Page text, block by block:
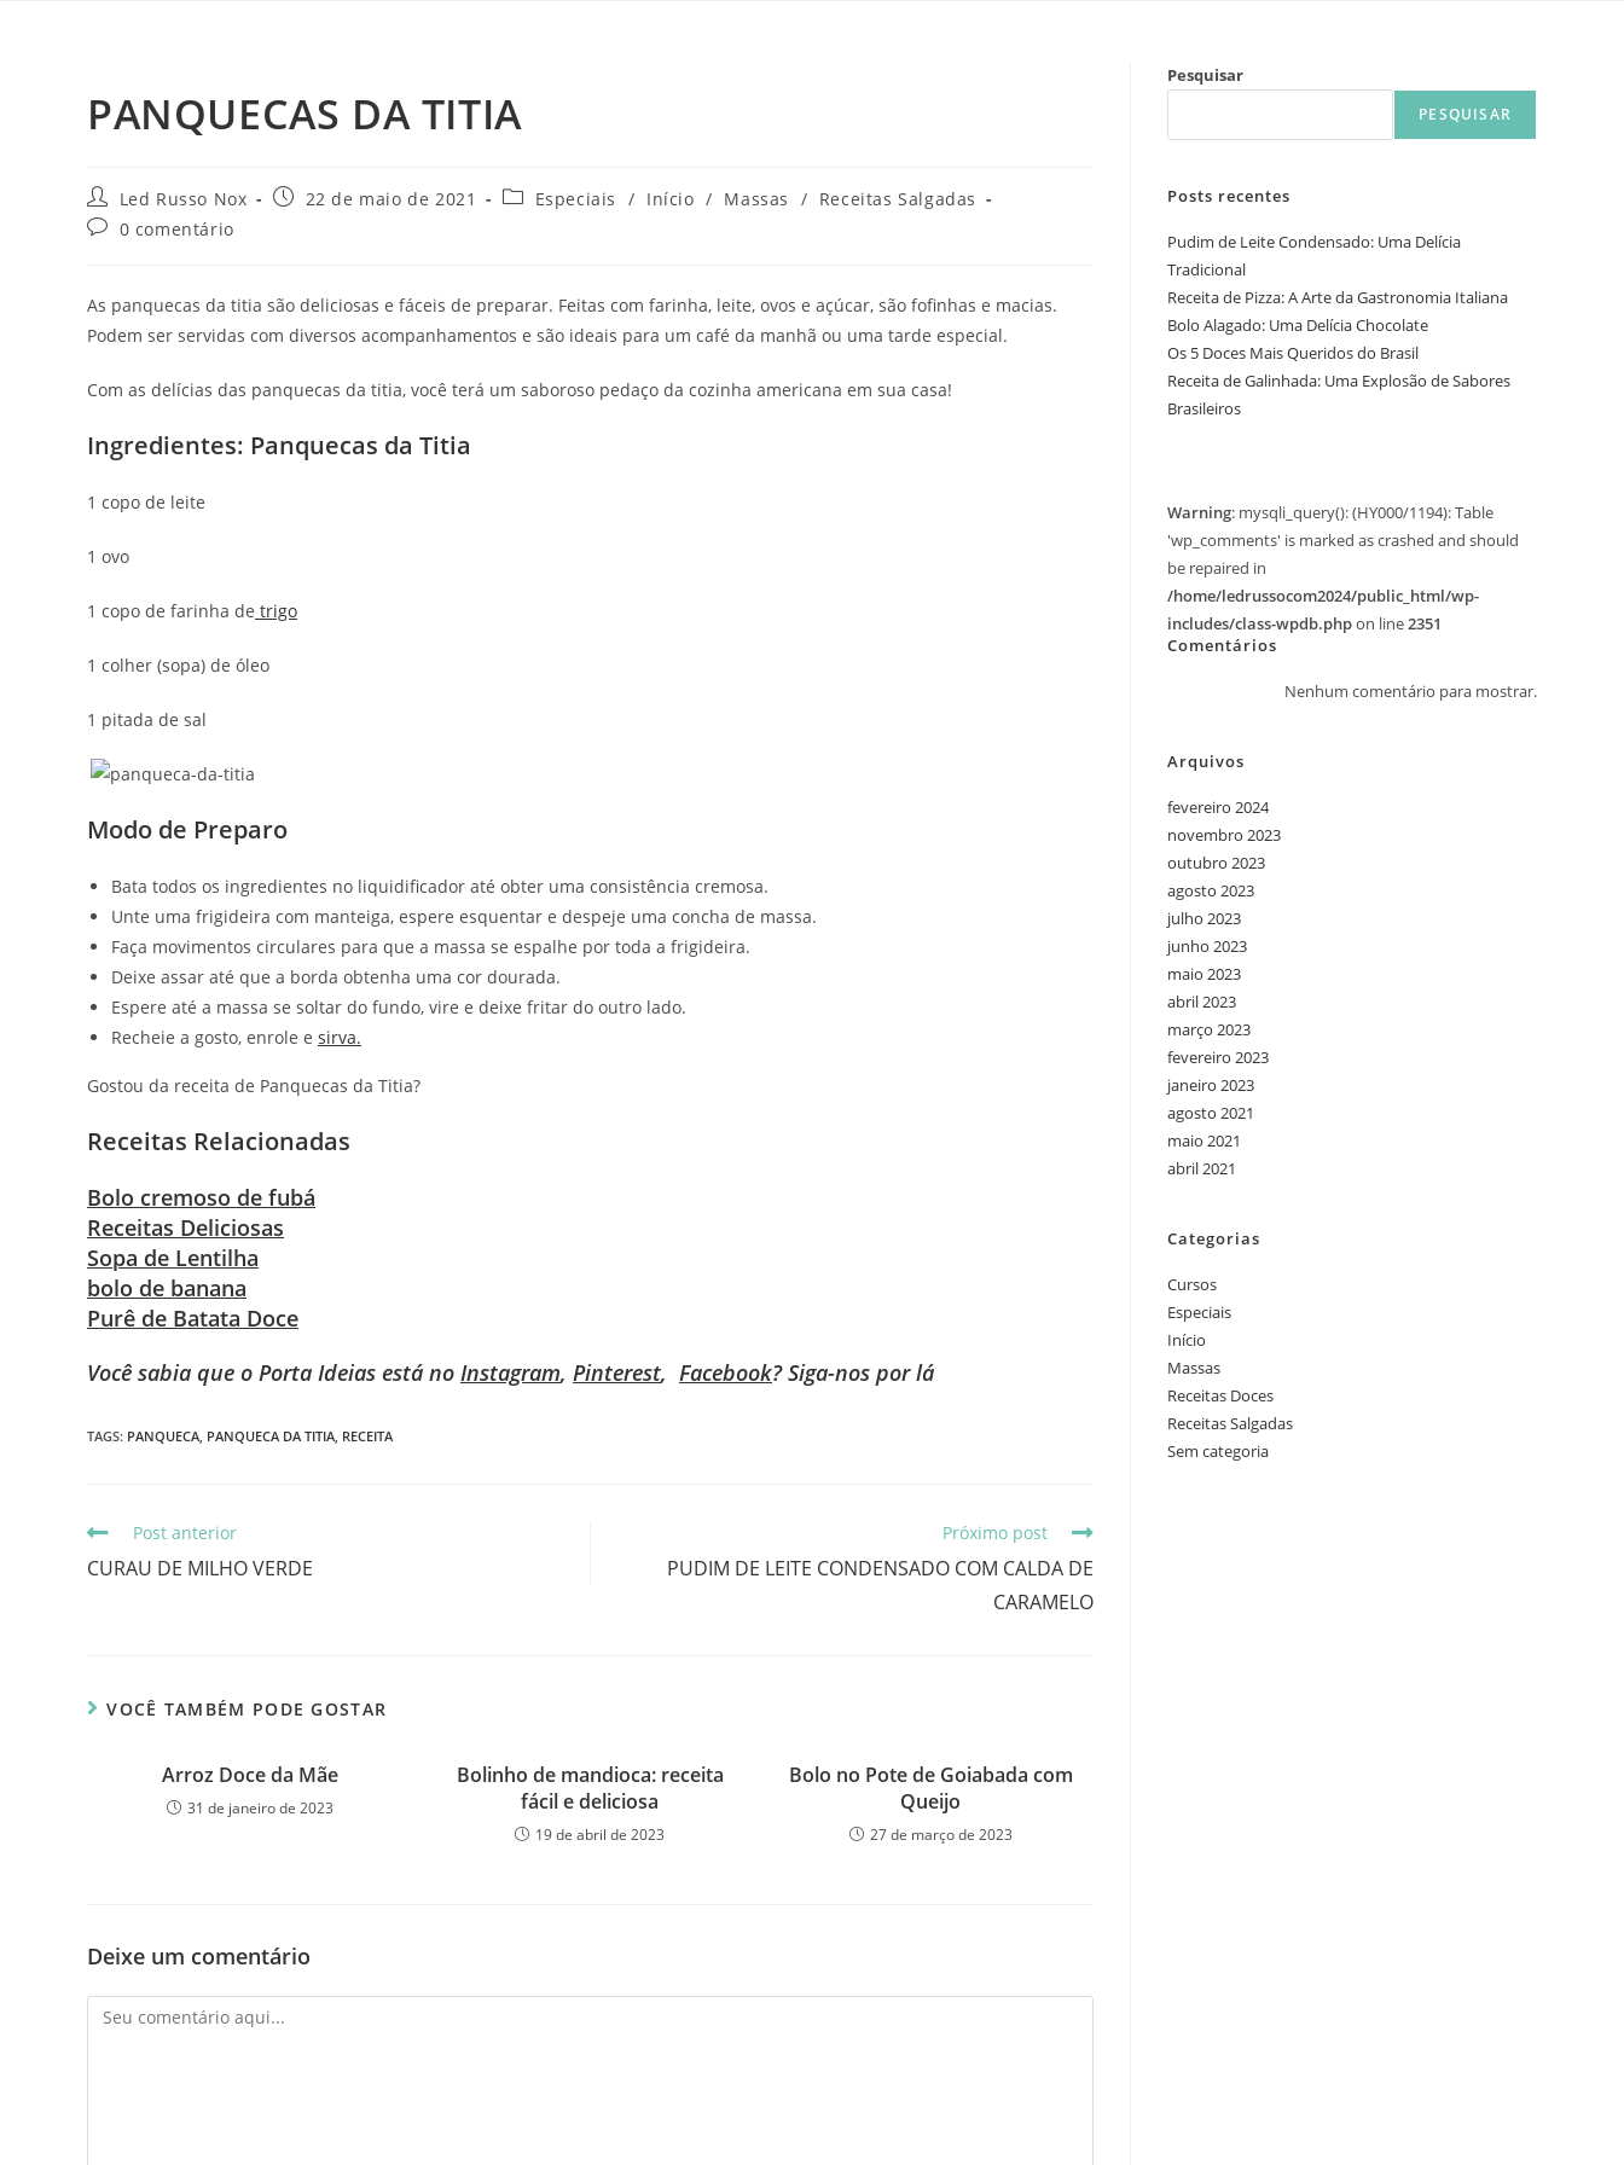
PANQUECAS DA TITIA
Led Russo Nox 22 de maio de 2021 Especiais / Início / Massas / Receitas Salgadas
0 comentário
As panquecas da titia são deliciosas e fáceis de preparar. Feitas com farinha, leite, ovos e açúcar, são fofinhas e macias.
Podem ser servidas com diversos acompanhamentos e são ideais para um café da manhã ou uma tarde especial.
Com as delícias das panquecas da titia, você terá um saboroso pedaço da cozinha americana em sua casa!
Ingredientes: Panquecas da Titia
1 copo de leite
1 ovo
1 copo de farinha de trigo
1 colher (sopa) de óleo
1 pitada de sal
Modo de Preparo
Bata todos os ingredientes no liquidificador até obter uma consistência cremosa.
Unte uma frigideira com manteiga, espere esquentar e despeje uma concha de massa.
Faça movimentos circulares para que a massa se espalhe por toda a frigideira.
Deixe assar até que a borda obtenha uma cor dourada.
Espere até a massa se soltar do fundo, vire e deixe fritar do outro lado.
Recheie a gosto, enrole e sirva.
Gostou da receita de Panquecas da Titia?
Receitas Relacionadas
Bolo cremoso de fubá
Receitas Deliciosas
Sopa de Lentilha
bolo de banana
Purê de Batata Doce
Você sabia que o Porta Ideias está no Instagram, Pinterest, Facebook? Siga-nos por lá
TAGS: PANQUECA, PANQUECA DA TITIA, RECEITA
Post anterior
CURAU DE MILHO VERDE
Próximo post
PUDIM DE LEITE CONDENSADO COM CALDA DE
CARAMELO
VOCÊ TAMBÉM PODE GOSTAR
Arroz Doce da Mãe
31 de janeiro de 2023
Bolinho de mandioca: receita
fácil e deliciosa
19 de abril de 2023
Bolo no Pote de Goiabada com
Queijo
27 de março de 2023
Deixe um comentário
Pesquisar
PESQUISAR
Posts recentes
Pudim de Leite Condensado: Uma Delícia
Tradicional
Receita de Pizza: A Arte da Gastronomia Italiana
Bolo Alagado: Uma Delícia Chocolate
Os 5 Doces Mais Queridos do Brasil
Receita de Galinhada: Uma Explosão de Sabores
Brasileiros
Warning: mysqli_query(): (HY000/1194): Table
'wp_comments' is marked as crashed and should
be repaired in
/home/ledrussocom2024/public_html/wp-
includes/class-wpdb.phpon line2351
Comentários
Nenhum comentário para mostrar.
Arquivos
fevereiro 2024
novembro 2023
outubro 2023
agosto 2023
julho 2023
junho 2023
maio 2023
abril 2023
março 2023
fevereiro 2023
janeiro 2023
agosto 2021
maio 2021
abril 2021
Categorias
Cursos
Especiais
Início
Massas
Receitas Doces
Receitas Salgadas
Sem categoria